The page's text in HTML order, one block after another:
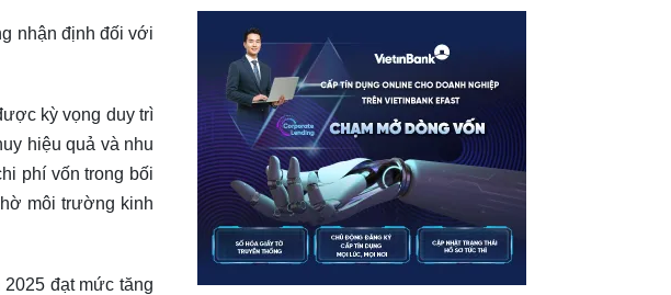
nhận định đối với
kỳ vọng duy trì
hiệu quả và nhu
phí vốn trong bối
môi trường kinh
đạt mức tăng